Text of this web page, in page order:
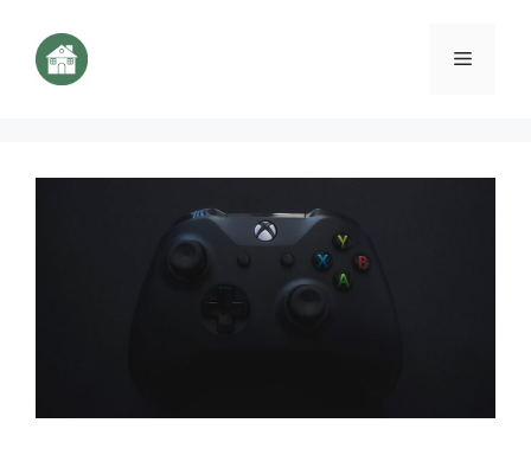
contenu
Menu